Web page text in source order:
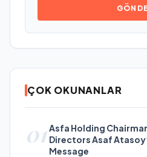
ÇOK OKUNANLAR
01Asfa Holding
Directors Asaf
Message